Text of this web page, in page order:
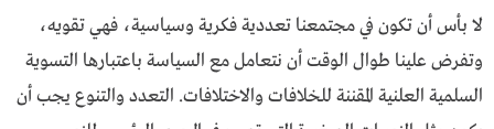
لا بأس أن تكون في مجتمعنا تعددية فكرية وسياسية، فهي تقويه،
وتفرض علينا طوال الوقت أن نتعامل مع السياسة باعتبارها التسوية
السلمية العلنية المقننة للخلافات والاختلافات. التعدد والتنوع يجب أن